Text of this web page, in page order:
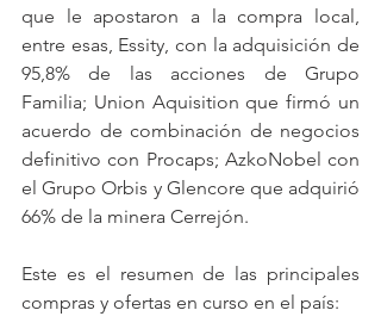
que le apostaron a la compra local,
entre esas, Essity, con la adquisición de
95,8% de las acciones de Grupo
Familia; Union Aquisition que firmó un
acuerdo de combinación de negocios
definitivo con Procaps; AzkoNobel con
el Grupo Orbis y Glencore que adquirió
66% de la minera Cerrejón.
Este es el resumen de las principales
compras y ofertas en curso en el país: